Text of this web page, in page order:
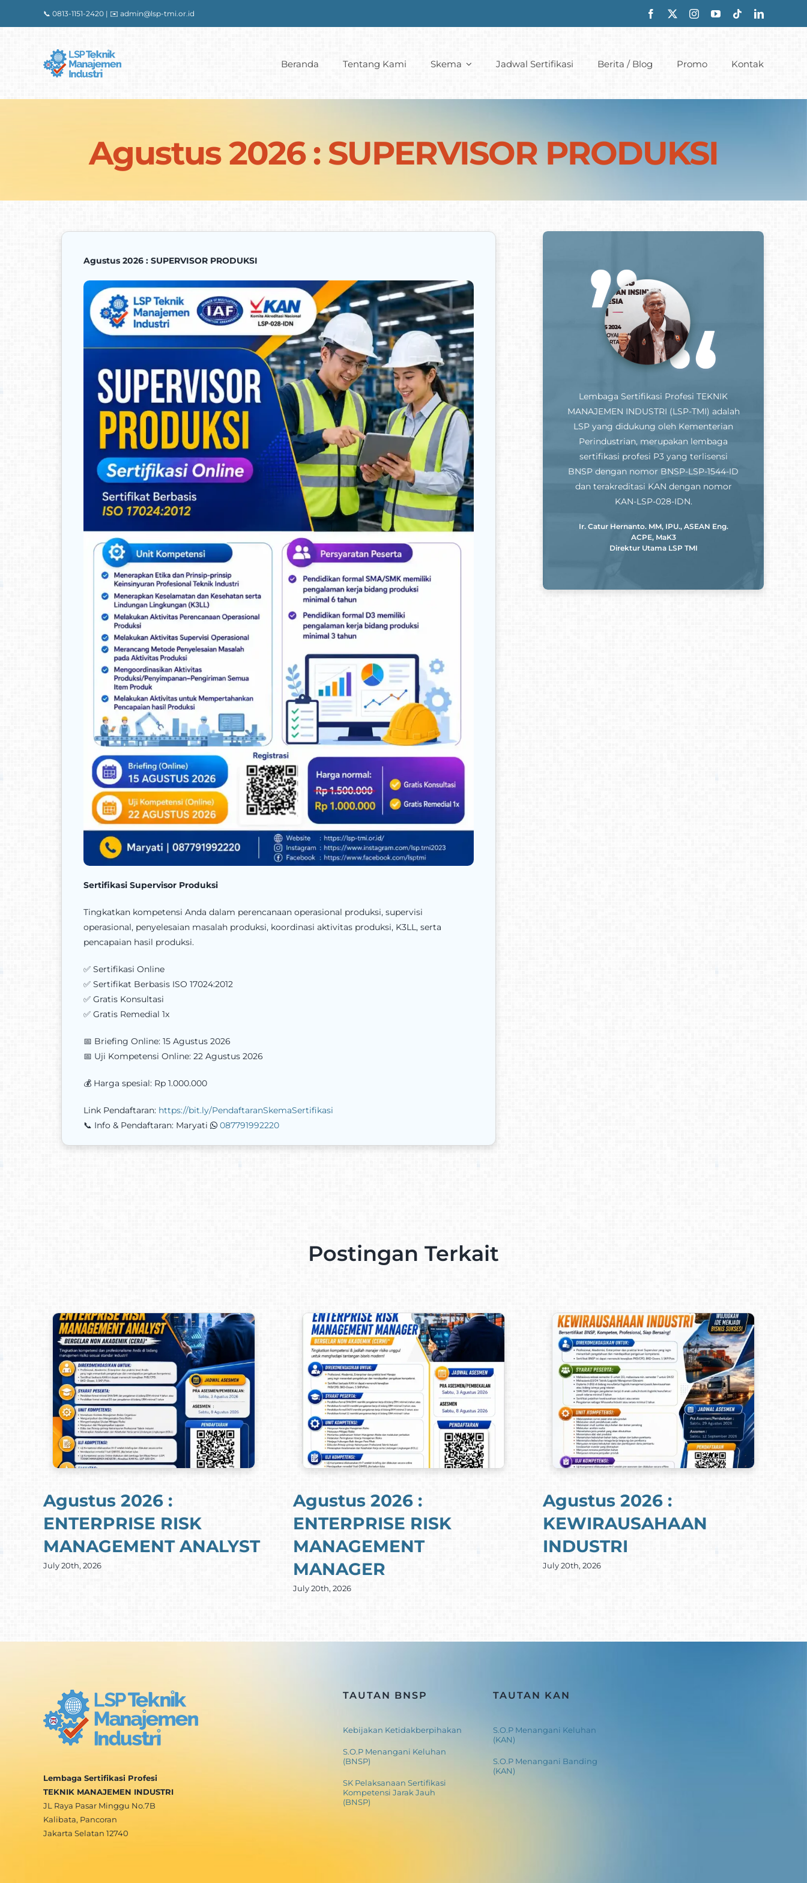
📞 0813-1151-2420 | ✉️ admin@lsp-tmi.or.id
Beranda Tentang Kami Skema Jadwal Sertifikasi Berita / Blog Promo Kontak
Agustus 2026 : SUPERVISOR PRODUKSI
Agustus 2026 : SUPERVISOR PRODUKSI
Sertifikasi Supervisor Produksi
Tingkatkan kompetensi Anda dalam perencanaan operasional produksi, supervisi
operasional, penyelesaian masalah produksi, koordinasi aktivitas produksi, K3LL, serta
pencapaian hasil produksi.
✅ Sertifikasi Online
✅ Sertifikat Berbasis ISO 17024:2012
✅ Gratis Konsultasi
✅ Gratis Remedial 1x
📅 Briefing Online: 15 Agustus 2026
📅 Uji Kompetensi Online: 22 Agustus 2026
💰 Harga spesial: Rp 1.000.000
Link Pendaftaran: https://bit.ly/PendaftaranSkemaSertifikasi
📞 Info & Pendaftaran: Maryati
087791992220
Lembaga Sertifikasi Profesi TEKNIK
MANAJEMEN INDUSTRI (LSP-TMI) adalah
LSP yang didukung oleh Kementerian
Perindustrian, merupakan lembaga
sertifikasi profesi P3 yang terlisensi
BNSP dengan nomor BNSP-LSP-1544-ID
dan terakreditasi KAN dengan nomor
KAN-LSP-028-IDN.
Ir. Catur Hernanto. MM, IPU., ASEAN Eng.
ACPE, MaK3
Direktur Utama LSP TMI
Postingan Terkait
Agustus 2026 :
ENTERPRISE RISK
MANAGEMENT ANALYST
July 20th, 2026
Agustus 2026 :
ENTERPRISE RISK
MANAGEMENT
MANAGER
July 20th, 2026
Agustus 2026 :
KEWIRAUSAHAAN
INDUSTRI
July 20th, 2026
Lembaga Sertifikasi Profesi
TEKNIK MANAJEMEN INDUSTRI
JL Raya Pasar Minggu No.7B
Kalibata, Pancoran
Jakarta Selatan 12740
TAUTAN BNSP
Kebijakan Ketidakberpihakan
S.O.P Menangani Keluhan
(BNSP)
SK Pelaksanaan Sertifikasi
Kompetensi Jarak Jauh
(BNSP)
TAUTAN KAN
S.O.P Menangani Keluhan
(KAN)
S.O.P Menangani Banding
(KAN)